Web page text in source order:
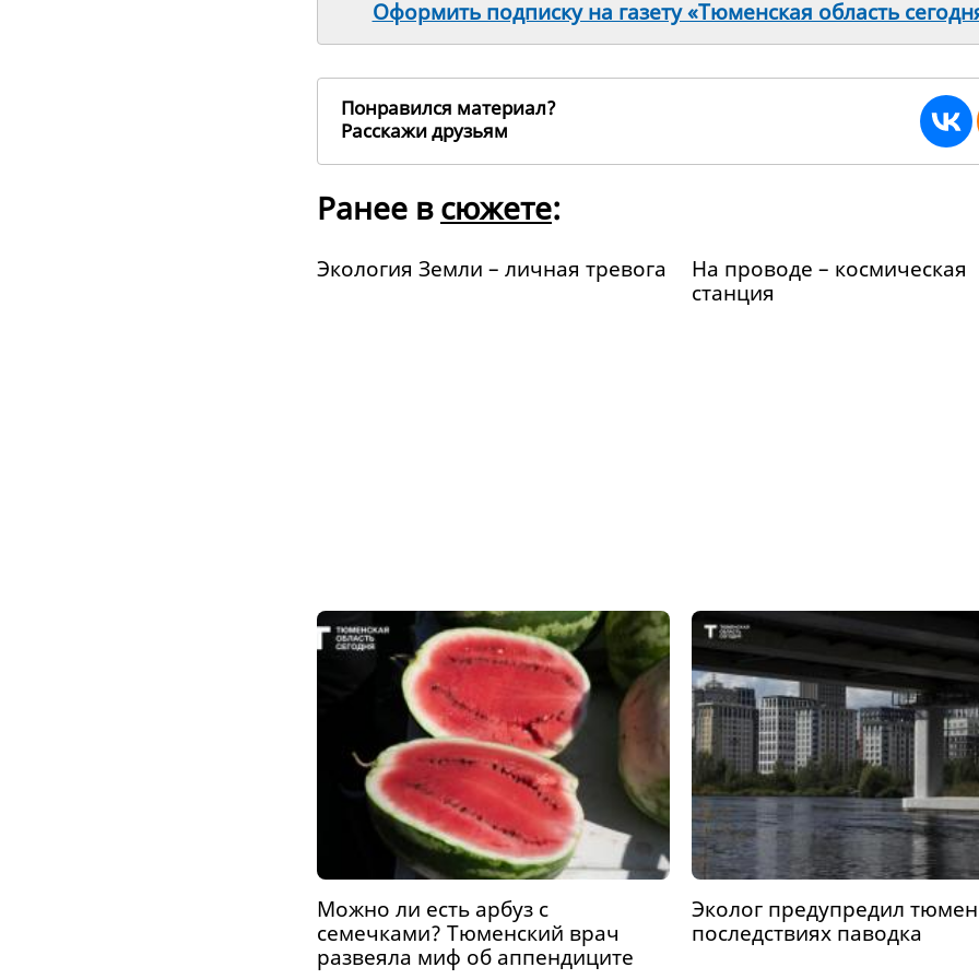
Оформить подписку на газету «Тюменская область
Понравился материал?
Расскажи друзьям
Ранее всюжете:
Экология Земли – личная тревога
На проводе – космическая
станция
Можно ли есть арбуз с
семечками? Тюменский врач
развеяла миф об аппендиците
Эколог предупредил
последствиях паводка